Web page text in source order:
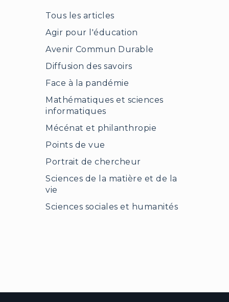
Tous les articles
Agir pour l'éducation
Avenir Commun Durable
Diffusion des savoirs
Face à la pandémie
Mathématiques et sciences
informatiques
Mécénat et philanthropie
Points de vue
Portrait de chercheur
Sciences de la matière et de la
vie
Sciences sociales et humanités